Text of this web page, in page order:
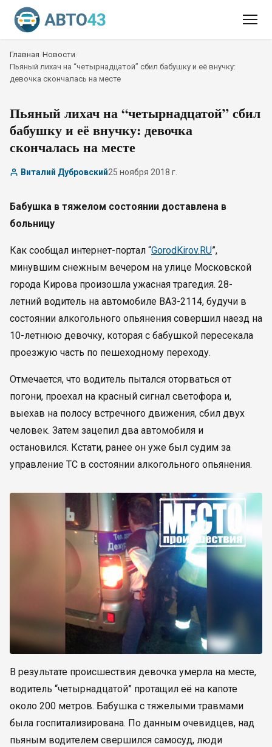
Главная Новости
Пьяный лихач на “четырнадцатой” сбил бабушку и её внучку:
девочка скончалась на месте
Пьяный лихач на “четырнадцатой” сбил
бабушку и её внучку: девочка
скончалась на месте
Виталий Дубровский25 ноября 2018 г.
Бабушка в тяжелом состоянии доставлена в
больницу
Как сообщал интернет-портал “GorodKirov.RU”,
минувшим снежным вечером на улице Московской
города Кирова произошла ужасная трагедия. 28-
летний водитель на автомобиле ВАЗ-2114, будучи в
состоянии алкогольного опьянения совершил наезд на
10-летнюю девочку, которая с бабушкой пересекала
проезжую часть по пешеходному переходу.
Отмечается, что водитель пытался оторваться от
погони, проехал на красный сигнал светофора и,
выехав на полосу встречного движения, сбил двух
человек. Затем зацепил два автомобиля и
остановился. Кстати, ранее он уже был судим за
управление ТС в состоянии алкогольного опьянения.
В результате происшествия девочка умерла на месте,
водитель “четырнадцатой” протащил её на капоте
около 200 метров. Бабушка с тяжелыми травмами
была госпитализирована. По данным очевидцев, над
пьяным водителем свершился самосуд, люди